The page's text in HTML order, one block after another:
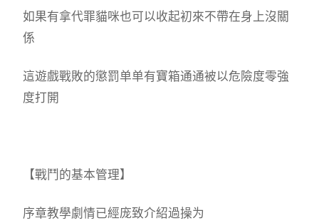
如果有拿代罪貓咪也可以收起初來不帶在身上沒關
係
這遊戲戰敗的懲罰单单有寶箱通通被以危險度零強
度打開
【戰鬥的基本管理】
序章教學劇情已經庞致介紹過操为